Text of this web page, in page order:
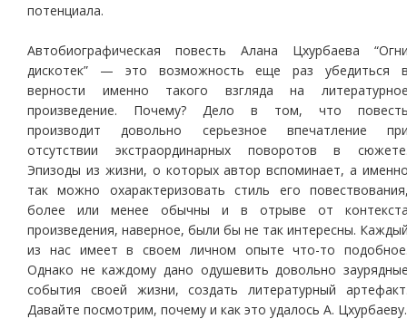
потенциала.
Автобиографическая повесть Алана Цхурбаева
дискотек” — это возможность еще раз убедиться
верности именно такого взгляда на
произведение. Почему? Дело в том, что
производит довольно серьезное впечатление
отсутствии экстраординарных поворотов в
Эпизоды из жизни, о которых автор вспоминает, а
так можно охарактеризовать стиль его
более или менее обычны и в отрыве от
произведения, наверное, были бы не так интересны.
из нас имеет в своем личном опыте что-то
Однако не каждому дано одушевить довольно
события своей жизни, создать литературный
Давайте посмотрим, почему и как это удалось А. Цхурбаеву.